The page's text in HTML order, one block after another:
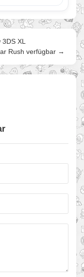
auf Schatzsuche
XL
Rush verfügbar →